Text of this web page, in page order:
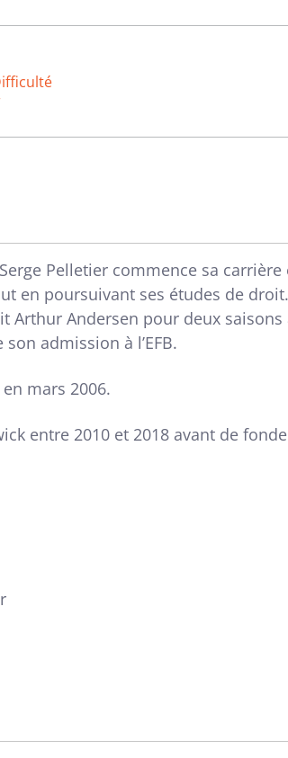
Pelletier commence sa
en poursuivant ses études de
Arthur Andersen pour deux
admission à l’EFB.
mars 2006.
entre 2010 et 2018 avant de